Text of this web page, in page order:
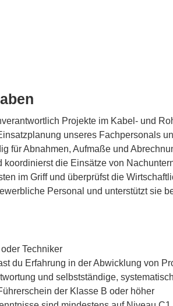
Projekte im Kabel- und
unseres Fachpersonals
für Abnahmen, Aufmaße und
koordinierst die Einsätze von
im Griff und überprüfst die
Personal und unterstützt sie
Techniker
du Erfahrung in der Abwicklung von
und selbstständige,
der Klasse B oder höher